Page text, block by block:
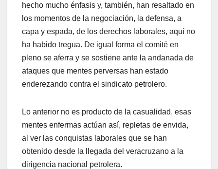
hecho mucho énfasis y, también, han resaltado en
los momentos de la negociación, la defensa, a
capa y espada, de los derechos laborales, aquí no
ha habido tregua. De igual forma el comité en
pleno se aferra y se sostiene ante la andanada de
ataques que mentes perversas han estado
enderezando contra el sindicato petrolero.
Lo anterior no es producto de la casualidad, esas
mentes enfermas actúan así, repletas de envida,
al ver las conquistas laborales que se han
obtenido desde la llegada del veracruzano a la
dirigencia nacional petrolera.